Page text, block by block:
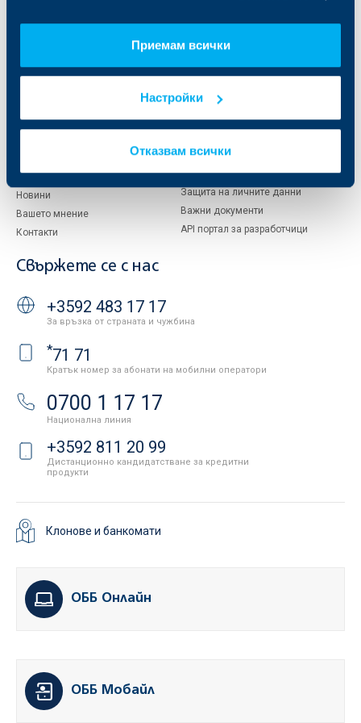
Приемам всички
Настройки
Отказвам всички
За KBC Груп
Управление
Тарифи и общи условия
Кариери
Новини
Вашето мнение
Контакти
ОББ Пенсионно осигуряване
ОББ Асет мениджмънт
Продажба на имоти
Условия за ползване на сайта
Бисквитки
Защита на личните данни
Важни документи
API портал за разработчици
Свържете се с нас
+3592 483 17 17
За връзка от страната и чужбина
*71 71
Кратък номер за абонати на мобилни оператори
0700 1 17 17
Национална линия
+3592 811 20 99
Дистанционно кандидатстване за кредитни
продукти
Клонове и банкомати
ОББ Онлайн
ОББ Мобайл